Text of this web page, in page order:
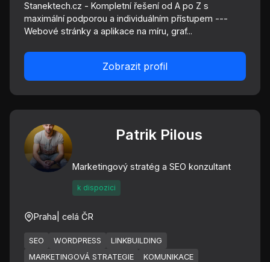
Stanektech.cz - Kompletní řešení od A po Z s
maximální podporou a individuálním přístupem ---
Webové stránky a aplikace na míru, graf...
Zobrazit profil
Patrik Pilous
Marketingový stratég a SEO konzultant
k dispozici
Praha | celá ČR
SEO WORDPRESS
LINKBUILDING
MARKETINGOVÁ STRATEGIE
KOMUNIKACE